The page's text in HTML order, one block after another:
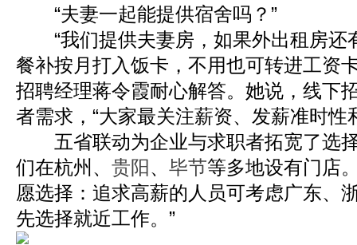
“夫妻一起能提供宿舍吗？”
“我们提供夫妻房，如果外出租房还
餐补按月打入饭卡，不用也可转进工资
招聘经理蒋令霞耐心解答。她说，线下
者需求，“大家最关注薪资、发薪准时性
五省联动为企业与求职者拓宽了选择
们在杭州、 贵阳 、 毕节等多地设有门店
愿选择：追求高薪的人员可考虑广东、
先选择就近工作。”